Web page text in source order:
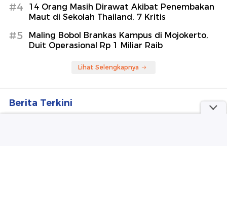
#4
14 Orang Masih Dirawat Akibat Penembakan
Maut di Sekolah Thailand, 7 Kritis
#5
Maling Bobol Brankas Kampus di Mojokerto,
Duit Operasional Rp 1 Miliar Raib
Lihat Selengkapnya
Berita Terkini